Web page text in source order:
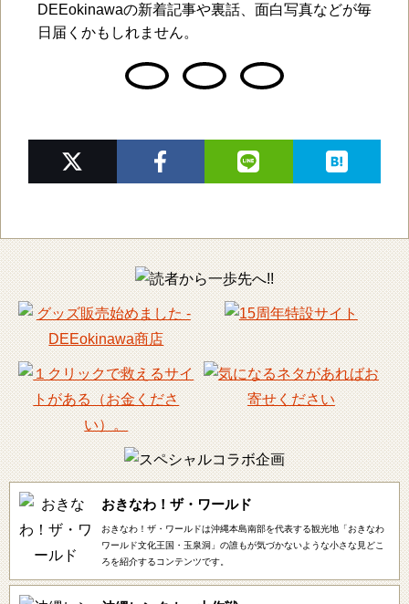
DEEokinawaの新着記事や裏話、面白写真などが毎
日届くかもしれません。
おきなわ！ザ・ワールド
おきなわ！ザ・ワールドは沖縄本島南部を代表する観光地「おきなわ
ワールド文化王国・玉泉洞」の誰もが気づかないような小さな見どこ
ろを紹介するコンテンツです。